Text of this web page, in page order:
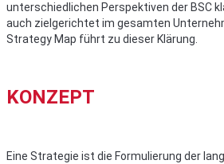
unterschiedlichen Perspektiven der BSC
auch zielgerichtet im gesamten
Strategy Map führt zu dieser Klärung.
KONZEPT
Eine Strategie ist die Formulierung der